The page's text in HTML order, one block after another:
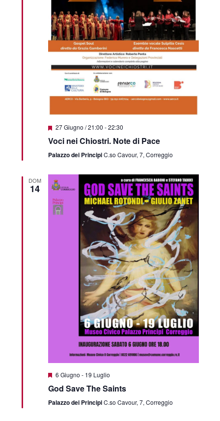
Featured
27 Giugno / 21:00 -22:30
Voci nei Chiostri. Note di Pace
Palazzo dei PrincipiC.so Cavour, 7, Correggio
DOM
14
Featured
6 Giugno - 19 Luglio
God Save The Saints
Palazzo dei PrincipiC.so Cavour, 7, Correggio